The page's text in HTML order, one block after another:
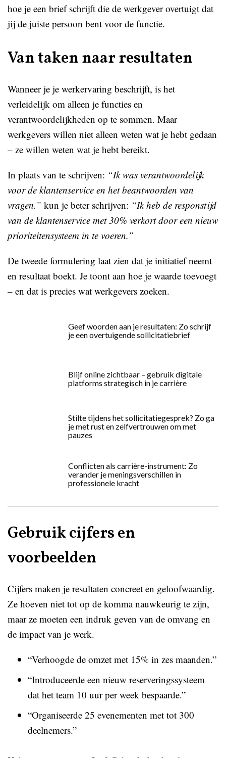
hoe je een brief schrijft die de werkgever overtuigt dat
jij de juiste persoon bent voor de functie.
Van taken naar resultaten
Wanneer je je werkervaring beschrijft, is het
verleidelijk om alleen je functies en
verantwoordelijkheden op te sommen. Maar
werkgevers willen niet alleen weten wat je hebt gedaan
– ze willen weten wat je hebt bereikt.
In plaats van te schrijven: “Ik was verantwoordelijk
voor de klantenservice en het beantwoorden van
vragen.” kun je beter schrijven: “Ik heb de responstijd
van de klantenservice met 30% verkort door een nieuw
prioriteitensysteem in te voeren.”
De tweede formulering laat zien dat je initiatief neemt
en resultaat boekt. Je toont aan hoe je waarde toevoegt
– en dat is precies wat werkgevers zoeken.
Geef woorden aan je resultaten: Zo schrijf
je een overtuigende sollicitatiebrief
Blijf online zichtbaar – gebruik digitale
platforms strategisch in je carrière
Stilte tijdens het sollicitatiegesprek? Zo ga
je met rust en zelfvertrouwen om met
pauzes
Conflicten als carrière-instrument: Zo
verander je meningsverschillen in
professionele kracht
Gebruik cijfers en
voorbeelden
Cijfers maken je resultaten concreet en geloofwaardig.
Ze hoeven niet tot op de komma nauwkeurig te zijn,
maar ze moeten een indruk geven van de omvang en
de impact van je werk.
“Verhoogde de omzet met 15% in zes maanden.”
“Introduceerde een nieuw reserveringssysteem
dat het team 10 uur per week bespaarde.”
“Organiseerde 25 evenementen met tot 300
deelnemers.”